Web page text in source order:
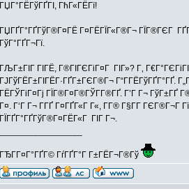
ГЏГ°ГЁГўГҐГІ, ГћГ«ГЁГї!
ГЏГҐГ°ГҐГўГ®Г¤ГЁ Г¤ГЁГЇГ«Г®Г¬ ГЇГ®ГЄГ
ГўГ°ГҐГ¬Гї.
ГЉГ±ГІГ ГІГЁ, Г®ГІГЄГіГ¤Г ГІГ»? Г‚
ГЈГўГЁГ±ГІГЁГ·ГҐГ±ГЄГ®Г¬ Г“Г­ГЁГўГҐГ°ГҐ.
ГЁГЎГіГ¤Гј ГЇГ®Г¤Г®ГЎГ­Г®ГҐ. Г’Г Г¬ ГўГ±ГҐ
Г¤. Г‘Г Г¬ Г­ГҐ Г¤ГҐГ«Г Г«, Г­Г® Г§Г­Г ГЄГ®Г¬Г
ГЇГҐГ°ГҐГўГ®Г¤ГЁГ«Г ГІГ Г¬.
ГЂГ­Г¤Г°ГҐГ© ГѓГҐГ°Г Г±ГЁГ¬Г®Гў